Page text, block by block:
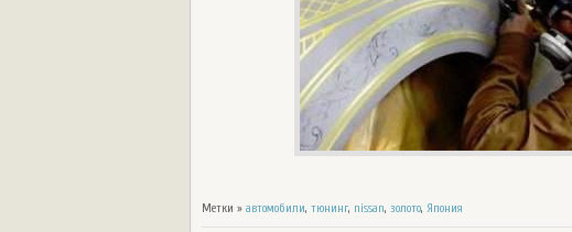
Метки » автомобили, тюнинг, nissan, золото, Япония